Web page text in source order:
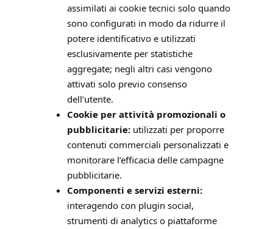
assimilati ai cookie tecnici solo quando
sono configurati in modo da ridurre il
potere identificativo e utilizzati
esclusivamente per statistiche
aggregate; negli altri casi vengono
attivati solo previo consenso
dell’utente.
Cookie per attività promozionali o
pubblicitarie: utilizzati per proporre
contenuti commerciali personalizzati e
monitorare l’efficacia delle campagne
pubblicitarie.
Componenti e servizi esterni:
interagendo con plugin social,
strumenti di analytics o piattaforme